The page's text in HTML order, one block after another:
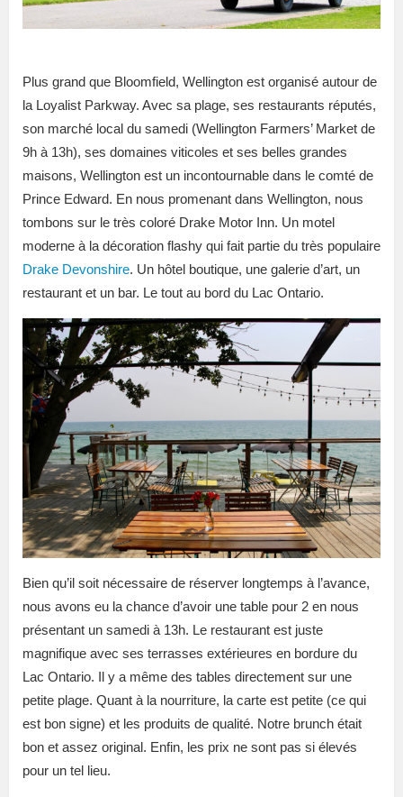
Plus grand que Bloomfield, Wellington est organisé autour de
la Loyalist Parkway. Avec sa plage, ses restaurants réputés,
son marché local du samedi (Wellington Farmers’ Market de
9h à 13h), ses domaines viticoles et ses belles grandes
maisons, Wellington est un incontournable dans le comté de
Prince Edward. En nous promenant dans Wellington, nous
tombons sur le très coloré Drake Motor Inn. Un motel
moderne à la décoration flashy qui fait partie du très populaire
Drake Devonshire. Un hôtel boutique, une galerie d’art, un
restaurant et un bar. Le tout au bord du Lac Ontario.
Bien qu’il soit nécessaire de réserver longtemps à l’avance,
nous avons eu la chance d’avoir une table pour 2 en nous
présentant un samedi à 13h. Le restaurant est juste
magnifique avec ses terrasses extérieures en bordure du
Lac Ontario. Il y a même des tables directement sur une
petite plage. Quant à la nourriture, la carte est petite (ce qui
est bon signe) et les produits de qualité. Notre brunch était
bon et assez original. Enfin, les prix ne sont pas si élevés
pour un tel lieu.